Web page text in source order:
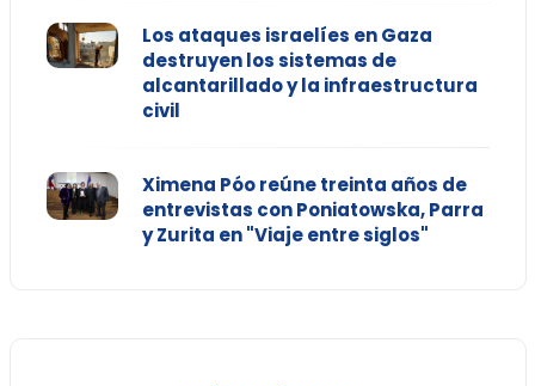
Los ataques israelíes en Gaza
destruyen los sistemas de
alcantarillado y la infraestructura
civil
Ximena Póo reúne treinta años de
entrevistas con Poniatowska, Parra
y Zurita en "Viaje entre siglos"